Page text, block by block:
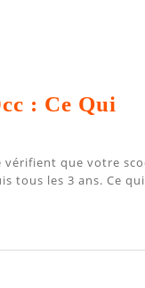
: Ce Qui
tous les 3 ans. Ce qui